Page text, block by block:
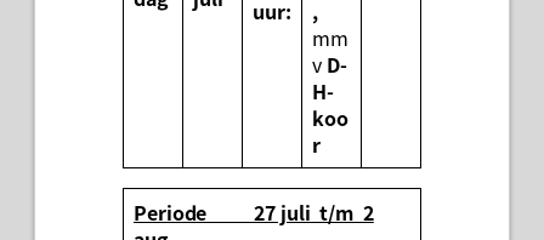
uur:
,
mm
v D-
H-
koo
r
Periode 27 juli t/m 2